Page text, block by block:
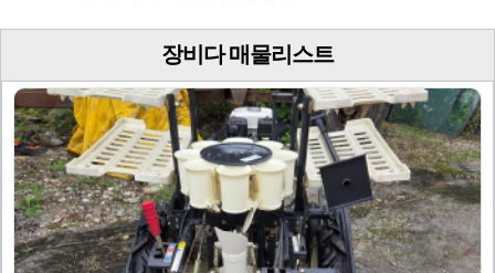
장비다 매물리스트